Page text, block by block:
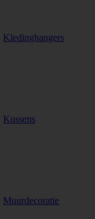
Kledinghangers
Kussens
Muurdecoratie